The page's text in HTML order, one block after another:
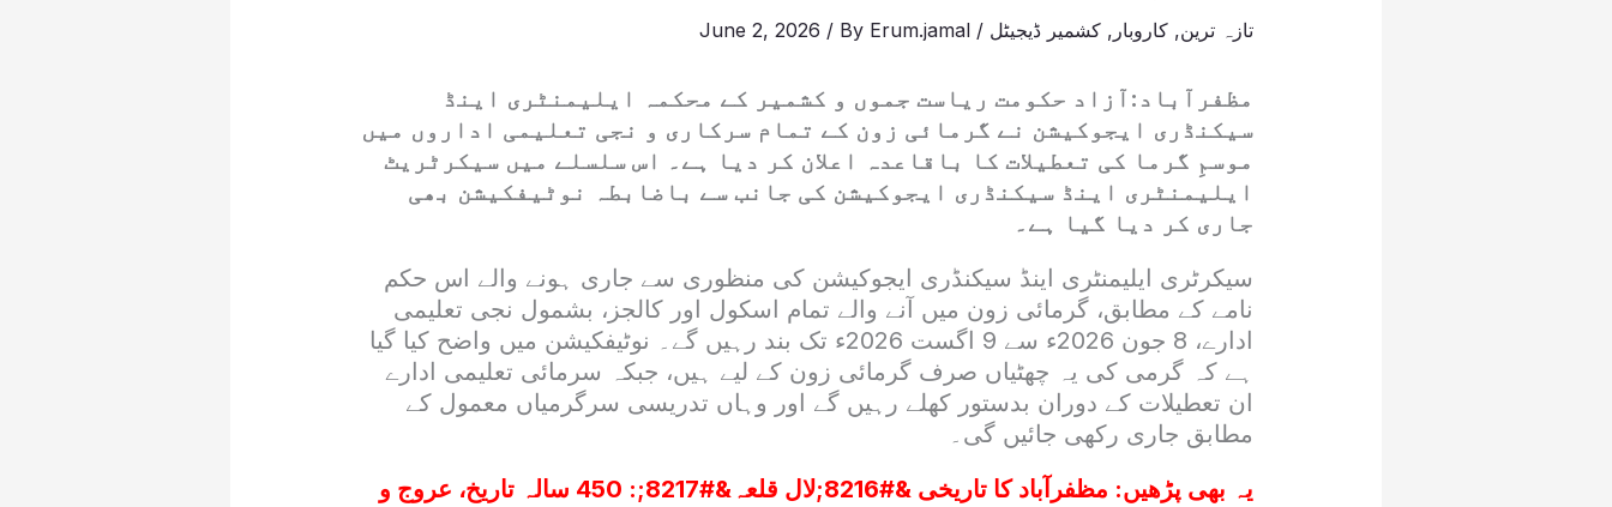
تازہ ترین, کاروبار , کشمیر ڈیجیٹل /
June 2, 2026 / By Erum.jamal
مظفرآباد:آزاد حکومت ریاست جموں و کشمیر کے محکمہ ایلیمنٹری اینڈ
سیکنڈری ایجوکیشن نے گرمائی زون کے تمام سرکاری و نجی تعلیمی اداروں میں
موسمِ گرما کی تعطیلات کا باقاعدہ اعلان کر دیا ہے۔ اس سلسلے میں سیکرٹریٹ
ایلیمنٹری اینڈ سیکنڈری ایجوکیشن کی جانب سے باضابطہ نوٹیفکیشن بھی
جاری کر دیا گیا ہے۔
سیکرٹری ایلیمنٹری اینڈ سیکنڈری ایجوکیشن کی منظوری سے جاری ہونے والے اس حکم
نامے کے مطابق، گرمائی زون میں آنے والے تمام اسکول اور کالجز، بشمول نجی تعلیمی
ادارے، 8 جون 2026ء سے 9 اگست 2026ء تک بند رہیں گے۔ نوٹیفکیشن میں واضح کیا گیا
ہے کہ گرمی کی یہ چھٹیاں صرف گرمائی زون کے لیے ہیں، جبکہ سرمائی تعلیمی ادارے
ان تعطیلات کے دوران بدستور کھلے رہیں گے اور وہاں تدریسی سرگرمیاں معمول کے
مطابق جاری رکھی جائیں گی۔
یہ بھی پڑھیں:
مظفرآباد کا تاریخی &#8216;لال قلعہ&#8217;: 450 سالہ تاریخ، عروج و